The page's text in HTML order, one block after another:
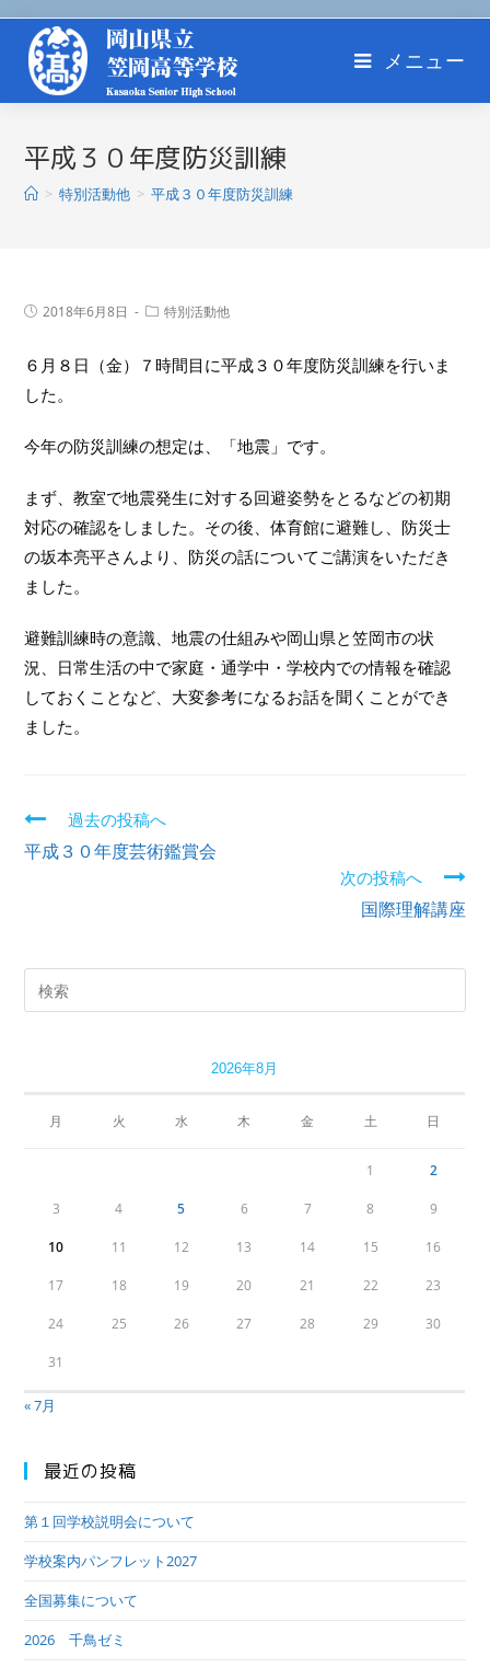
メニュー
平成３０年度防災訓練
> 特別活動他 > 平成３０年度防災訓練
2018年6月8日 特別活動他
６月８日（金）７時間目に平成３０年度防災訓練を行いま
した。
今年の防災訓練の想定は、「地震」です。
まず、教室で地震発生に対する回避姿勢をとるなどの初期
対応の確認をしました。その後、体育館に避難し、防災士
の坂本亮平さんより、防災の話についてご講演をいただき
ました。
避難訓練時の意識、地震の仕組みや岡山県と笠岡市の状
況、日常生活の中で家庭・通学中・学校内での情報を確認
しておくことなど、大変参考になるお話を聞くことができ
ました。
続
む
過去の投稿へ
平成３０年度芸術鑑賞会
次の投稿へ
国際理解講座
2026年8月
月 火 水 木 金 土 日
1 2
3 4 5 6 7 8 9
10 11 12 13 14 15 16
17 18 19 20 21 22 23
24 25 26 27 28 29 30
31
« 7月
最近の投稿
第１回学校説明会について
学校案内パンフレット2027
全国募集について
2026 千鳥ゼミ